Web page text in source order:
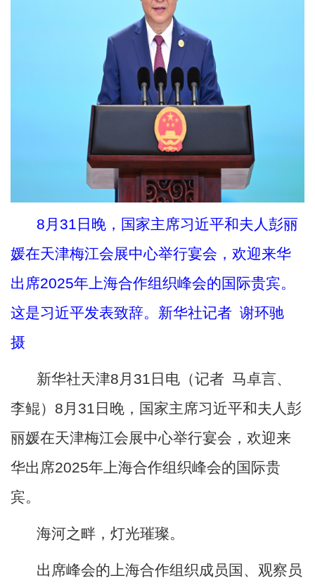
8月31日晚，国家主席习近平和夫人彭丽
媛在天津梅江会展中心举行宴会，欢迎来华
出席2025年上海合作组织峰会的国际贵宾。
这是习近平发表致辞。新华社记者 谢环驰
摄
新华社天津8月31日电（记者 马卓言、
李鲲）8月31日晚，国家主席习近平和夫人彭
丽媛在天津梅江会展中心举行宴会，欢迎来
华出席2025年上海合作组织峰会的国际贵
宾。
海河之畔，灯光璀璨。
出席峰会的上海合作组织成员国、观察员